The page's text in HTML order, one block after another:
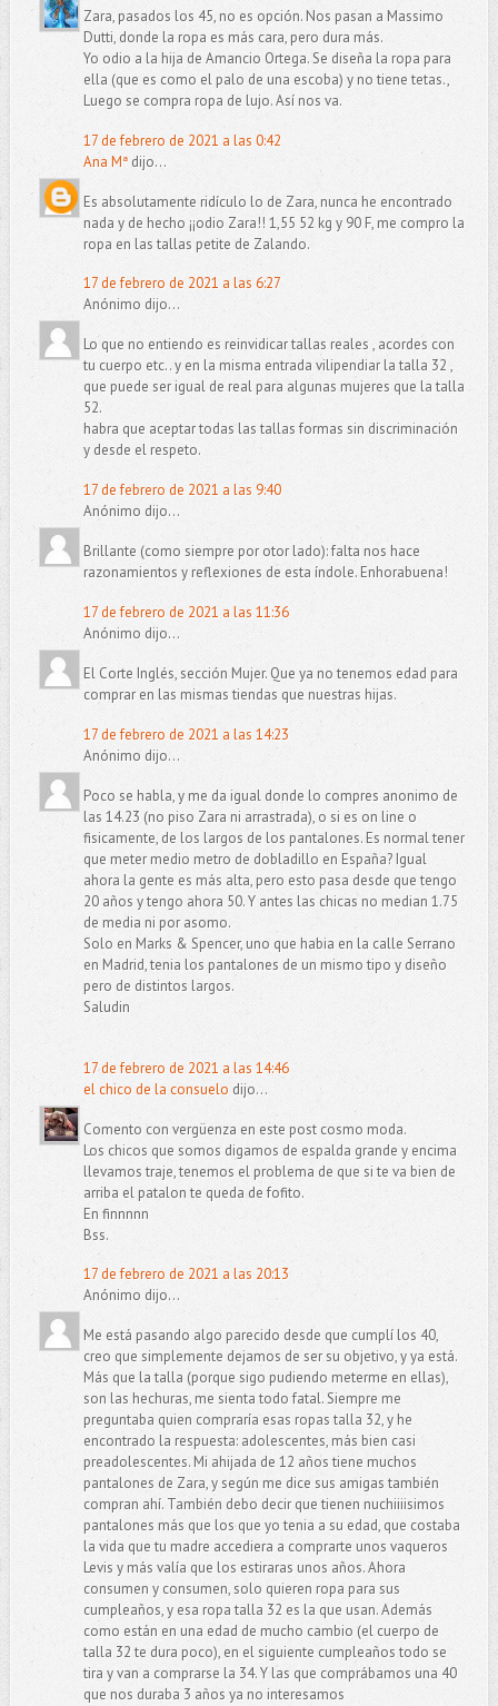
Zara, pasados los 45, no es opción. Nos pasan a Massimo
Dutti, donde la ropa es más cara, pero dura más.
Yo odio a la hija de Amancio Ortega. Se diseña la ropa para
ella (que es como el palo de una escoba) y no tiene tetas.,
Luego se compra ropa de lujo. Así nos va.
17 de febrero de 2021 a las 0:42
Ana Mªdijo...
Es absolutamente ridículo lo de Zara, nunca he encontrado
nada y de hecho ¡¡odio Zara!! 1,55 52 kg y 90 F, me compro la
ropa en las tallas petite de Zalando.
17 de febrero de 2021 a las 6:27
Anónimo dijo...
Lo que no entiendo es reinvidicar tallas reales , acordes con
tu cuerpo etc.. y en la misma entrada vilipendiar la talla 32 ,
que puede ser igual de real para algunas mujeres que la talla
52.
habra que aceptar todas las tallas formas sin discriminación
y desde el respeto.
17 de febrero de 2021 a las 9:40
Anónimo dijo...
Brillante (como siempre por otor lado): falta nos hace
razonamientos y reflexiones de esta índole. Enhorabuena!
17 de febrero de 2021 a las 11:36
Anónimo dijo...
El Corte Inglés, sección Mujer. Que ya no tenemos edad para
comprar en las mismas tiendas que nuestras hijas.
17 de febrero de 2021 a las 14:23
Anónimo dijo...
Poco se habla, y me da igual donde lo compres anonimo de
las 14.23 (no piso Zara ni arrastrada), o si es on line o
fisicamente, de los largos de los pantalones. Es normal tener
que meter medio metro de dobladillo en España? Igual
ahora la gente es más alta, pero esto pasa desde que tengo
20 años y tengo ahora 50. Y antes las chicas no median 1.75
de media ni por asomo.
Solo en Marks & Spencer, uno que habia en la calle Serrano
en Madrid, tenia los pantalones de un mismo tipo y diseño
pero de distintos largos.
Saludin
17 de febrero de 2021 a las 14:46
el chico de la consuelo dijo...
Comento con vergüenza en este post cosmo moda.
Los chicos que somos digamos de espalda grande y encima
llevamos traje, tenemos el problema de que si te va bien de
arriba el patalon te queda de fofito.
En finnnnn
Bss.
17 de febrero de 2021 a las 20:13
Anónimo dijo...
Me está pasando algo parecido desde que cumplí los 40,
creo que simplemente dejamos de ser su objetivo, y ya está.
Más que la talla (porque sigo pudiendo meterme en ellas),
son las hechuras, me sienta todo fatal. Siempre me
preguntaba quien compraría esas ropas talla 32, y he
encontrado la respuesta: adolescentes, más bien casi
preadolescentes. Mi ahijada de 12 años tiene muchos
pantalones de Zara, y según me dice sus amigas también
compran ahí. También debo decir que tienen nuchiiiisimos
pantalones más que los que yo tenia a su edad, que costaba
la vida que tu madre accediera a comprarte unos vaqueros
Levis y más valía que los estiraras unos años. Ahora
consumen y consumen, solo quieren ropa para sus
cumpleaños, y esa ropa talla 32 es la que usan. Además
como están en una edad de mucho cambio (el cuerpo de
talla 32 te dura poco), en el siguiente cumpleaños todo se
tira y van a comprarse la 34. Y las que comprábamos una 40
que nos duraba 3 años ya no interesamos